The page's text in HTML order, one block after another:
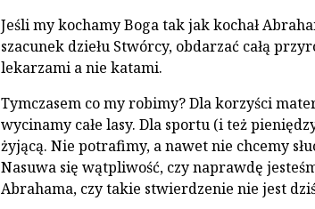
Jeśli my kochamy Boga tak jak kochał
szacunek dziełu Stwórcy, obdarzać całą
lekarzami a nie katami.
Tymczasem co my robimy? Dla korzyści
wycinamy całe lasy. Dla sportu (i też
żyjącą. Nie potrafimy, a nawet nie chcemy
Nasuwa się wątpliwość, czy naprawdę
Abrahama, czy takie stwierdzenie nie jest